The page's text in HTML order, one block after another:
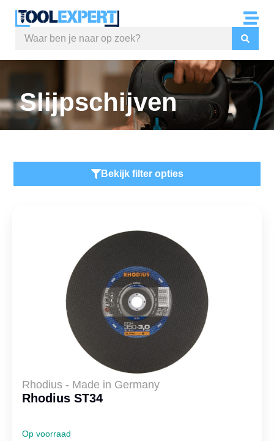
Slijpschijven
Bekijk filter opties
Rhodius - Made in Germany
Rhodius ST34
Op voorraad